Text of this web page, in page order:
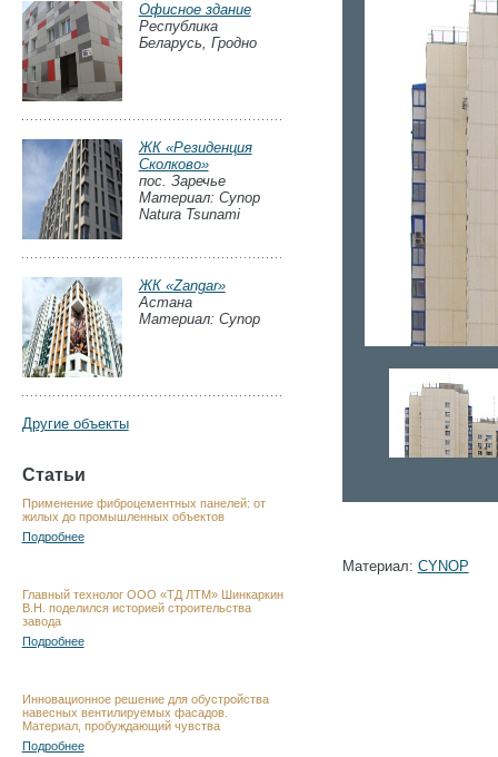
Материал: CYNOP
Офисное здание
Республика
Беларусь, Гродно
ЖК «Резиденция
Сколково»
пос. Заречье
Материал: Cynop
Natura Tsunami
ЖК «Zangar»
Астана
Материал: Cynop
Другие объекты
Статьи
Применение фиброцементных панелей: от
жилых до промышленных объектов
Подробнее
Главный технолог ООО «ТД ЛТМ» Шинкаркин
В.Н. поделился историей строительства
завода
Подробнее
Инновационное решение для обустройства
навесных вентилируемых фасадов.
Материал, пробуждающий чувства
Подробнее